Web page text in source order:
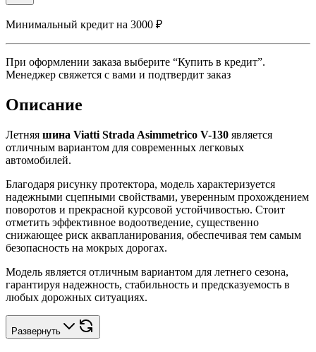
Минимальный кредит на 3000 ₽
При оформлении заказа выберите “Купить в кредит”.
Менеджер свяжется с вами и подтвердит заказ
Описание
Летняя шина Viatti Strada Asimmetrico V-130 является
отличным вариантом для современных легковых
автомобилей.
Благодаря рисунку протектора, модель характеризуется
надежными сцепными свойствами, уверенным прохождением
поворотов и прекрасной курсовой устойчивостью. Стоит
отметить эффективное водоотведение, существенно
снижающее риск аквапланирования, обеспечивая тем самым
безопасность на мокрых дорогах.
Модель является отличным вариантом для летнего сезона,
гарантируя надежность, стабильность и предсказуемость в
любых дорожных ситуациях.
Развернуть